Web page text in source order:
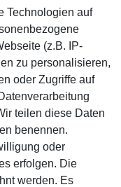
Technologien auf
(z.B. IP-
zu personalisieren,
oder Zugriffe auf
teilen diese Daten
benennen.
oder
erfolgen. Die
werden. Es